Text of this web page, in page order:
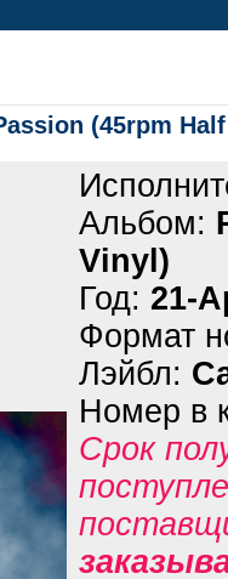
(45rpm
Альбом:
Vinyl)
Год: 21-
Формат
Лэйбл:
Номер в
Срок